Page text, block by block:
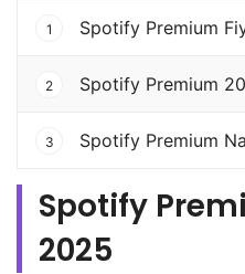
1 Spotify Premium
2 Spotify Premium
3 Spotify Premium
Spotify
2025